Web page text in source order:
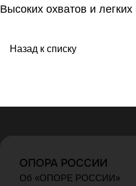
Высоких охватов и
Назад к списку
ОПОРА РОССИИ
Об «ОПОРЕ РОССИИ»